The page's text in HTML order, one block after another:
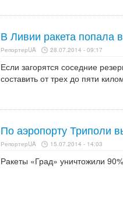
В Ливии ракета попала
РепортерUA 28.07.2014 - 09:17
Если загорятся соседние
составить от трех до пяти
По аэропорту Триполи
РепортерUA 15.07.2014 - 14:03
Ракеты «Град» уничтожили